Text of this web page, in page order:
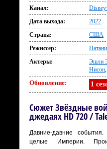
Канал:
Дата выхода:
2022
Страна:
США
Режиссер:
Актеры:
Эшли
Нисон,
Обновление: 1
Сюжет Звёздные
джедаях HD 720 /
Давние-давние
целые Империи.